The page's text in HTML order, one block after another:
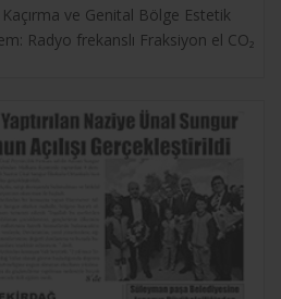
ve Genital Bölge Estetik
Radyo frekanslı Fraksiyon el CO₂